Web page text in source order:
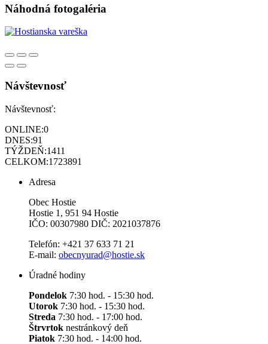
Náhodná fotogaléria
Návštevnosť
Návštevnosť:
ONLINE:0
DNES:91
TÝŽDEŇ:1411
CELKOM:1723891
Adresa
Obec Hostie
Hostie 1, 951 94 Hostie
IČO: 00307980 DIČ: 2021037876
Telefón: +421 37 633 71 21
E-mail: obecnyurad@hostie.sk
Úradné hodiny
Pondelok 7:30 hod. - 15:30 hod.
Utorok 7:30 hod. - 15:30 hod.
Streda 7:30 hod. - 17:00 hod.
Štrvrtok nestránkový deň
Piatok 7:30 hod. - 14:00 hod.